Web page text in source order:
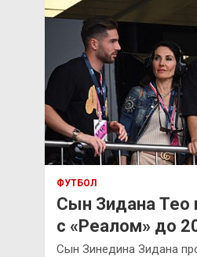
ФУТБОЛ
Сын Зидана Тео
с «Реалом» до
Сын Зинедина Зидана